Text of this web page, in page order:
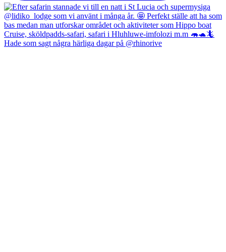
Hade som sagt några härliga dagar på @rhinorive